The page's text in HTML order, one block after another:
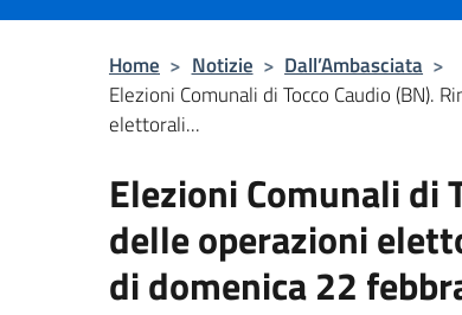
Home > Notizie > Dall’Ambasciata >
Elezioni Comunali di Tocco Caudio (BN).
elettorali...
Elezioni Comunali di
delle operazioni
di domenica 22